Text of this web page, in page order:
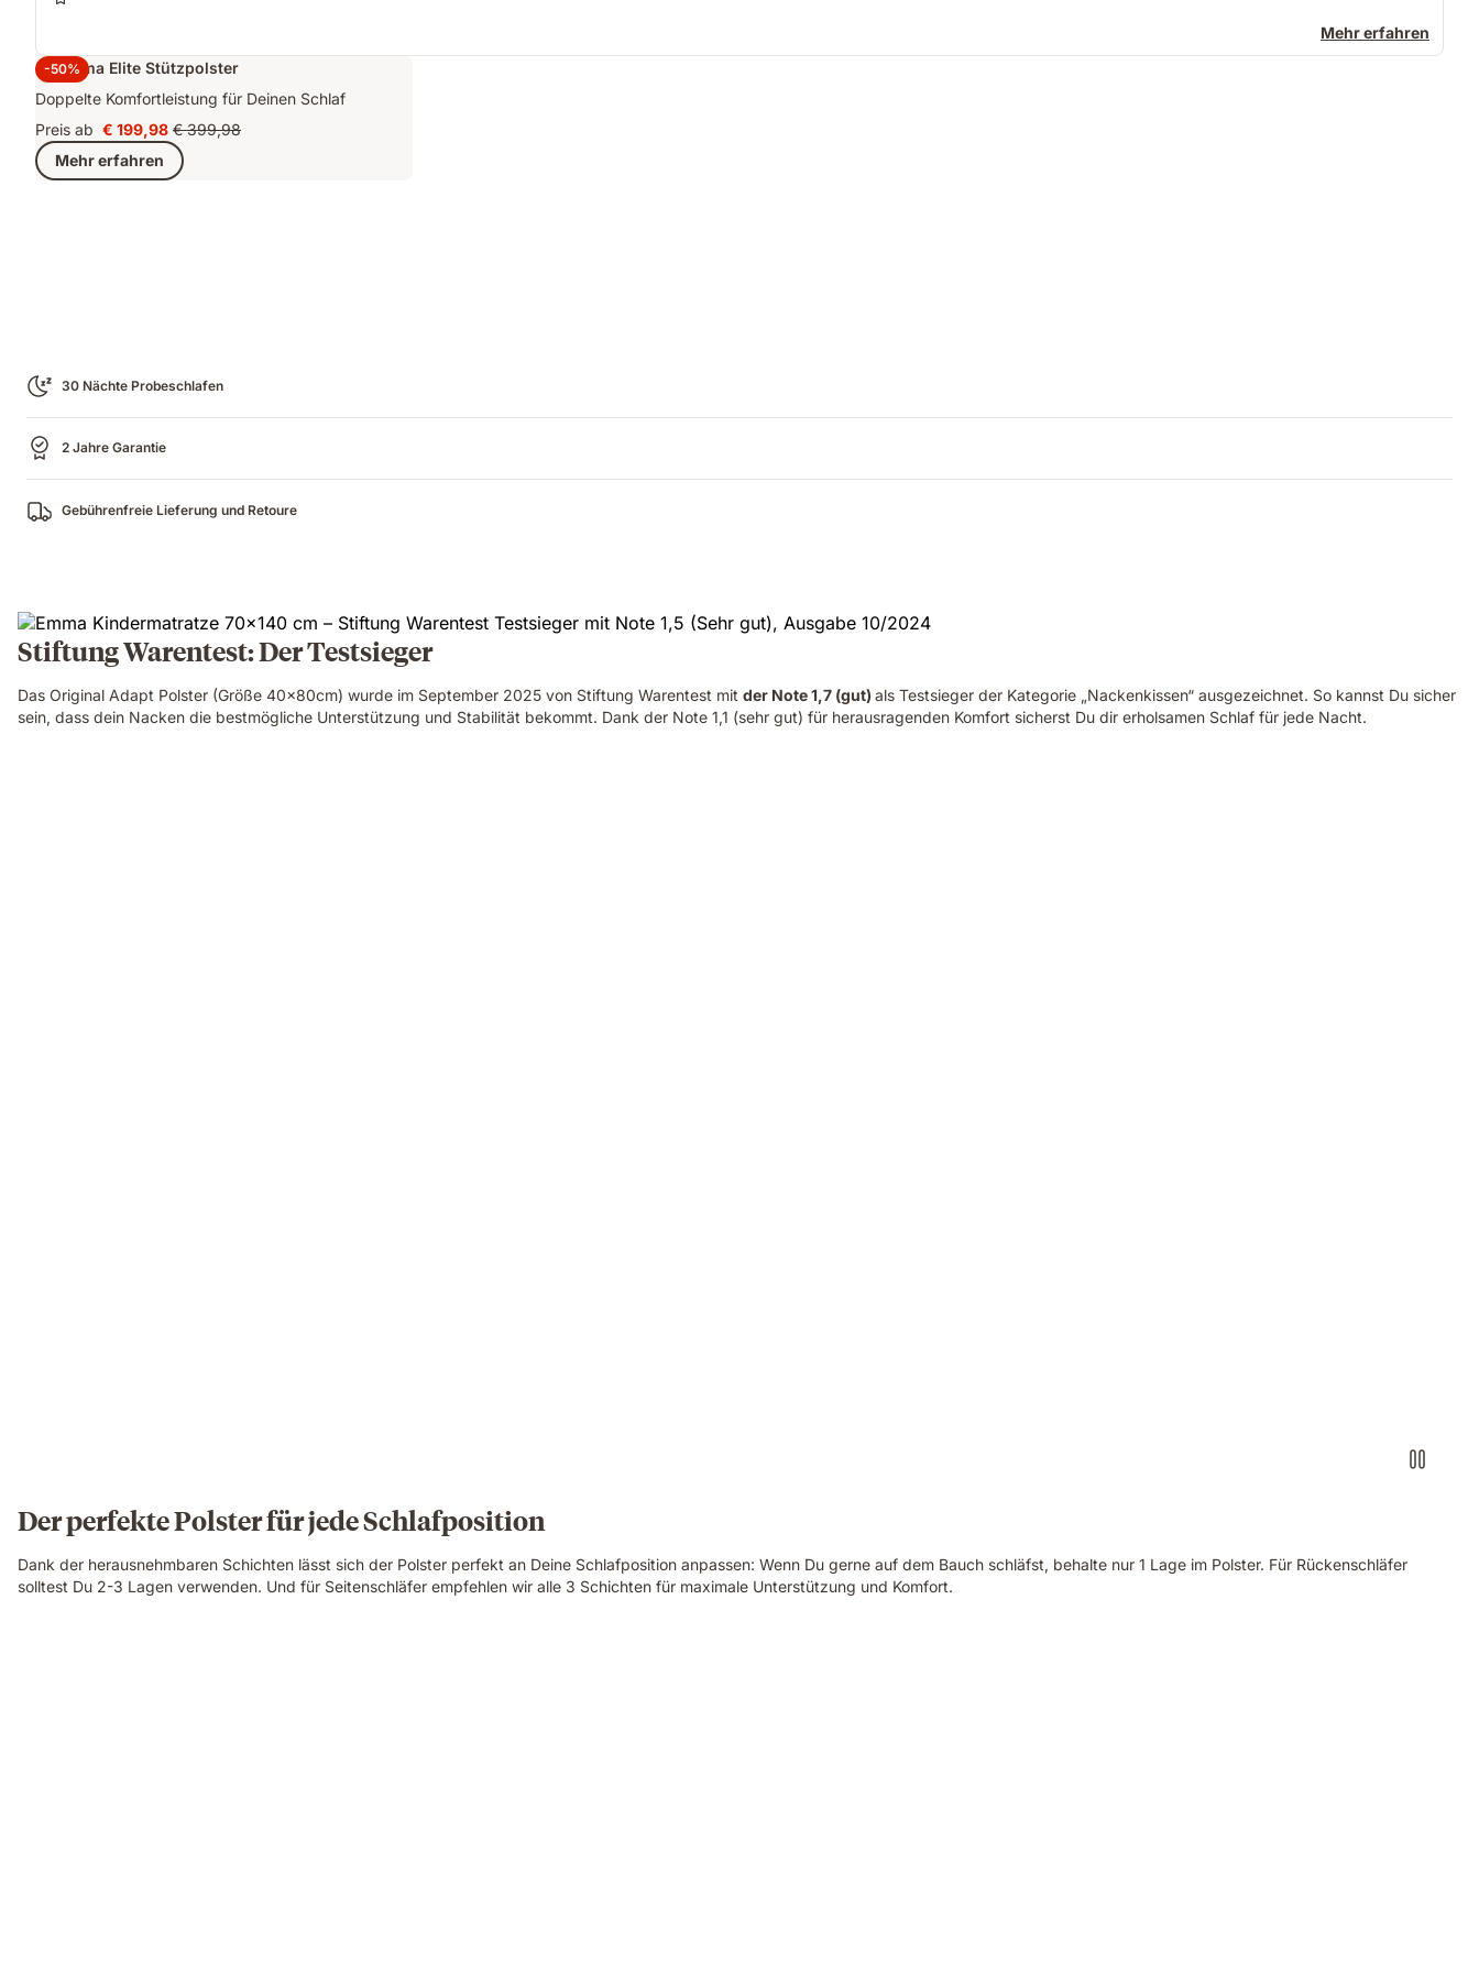
Mehr erfahren
-50%
2x Emma Elite Stützpolster
Doppelte Komfortleistung für Deinen Schlaf
Preis ab Preis
€ 199,98
€ 199,98Ursprünglicher
Preis
€ 399,98
€ 399,98
Mehr erfahren
30 Nächte Probeschlafen
2 Jahre Garantie
Gebührenfreie Lieferung und Retoure
Stiftung Warentest: Der Testsieger
Das Original Adapt Polster (Größe 40x80cm) wurde im September 2025 von Stiftung Warentest mit der Note 1,7 (gut) als Testsieger der Kategorie „Nackenkissen“ ausgezeichnet. So kannst Du sicher
sein, dass dein Nacken die bestmögliche Unterstützung und Stabilität bekommt. Dank der Note 1,1 (sehr gut) für herausragenden Komfort sicherst Du dir erholsamen Schlaf für jede Nacht.
Der perfekte Polster für jede Schlafposition
Dank der herausnehmbaren Schichten lässt sich der Polster perfekt an Deine Schlafposition anpassen: Wenn Du gerne auf dem Bauch schläfst, behalte nur 1 Lage im Polster. Für Rückenschläfer
solltest Du 2-3 Lagen verwenden. Und für Seitenschläfer empfehlen wir alle 3 Schichten für maximale Unterstützung und Komfort.